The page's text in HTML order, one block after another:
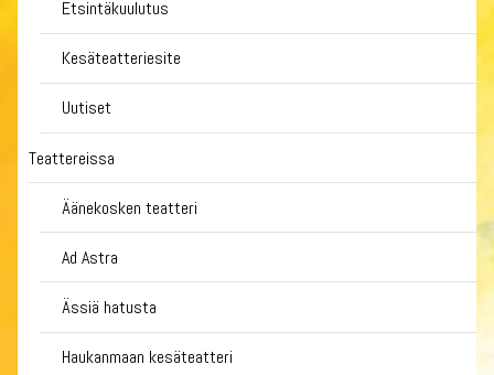
Etsintäkuulutus
Kesäteatteriesite
Uutiset
Teattereissa
Äänekosken teatteri
Ad Astra
Ässiä hatusta
Haukanmaan kesäteatteri